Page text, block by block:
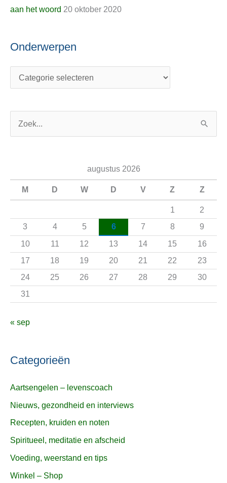
aan het woord 20 oktober 2020
Onderwerpen
a
r
:
augustus 2026
M D W D V Z Z
1
2
3
4 5 6 7 8
9
10
11 12 13 14 15
16
17
18 19 20 21 22
23
24
25 26 27 28 29
30
31
« sep
Categorieën
Aartsengelen – levenscoach
Nieuws, gezondheid en interviews
Recepten, kruiden en noten
Spiritueel, meditatie en afscheid
Voeding, weerstand en tips
Winkel – Shop